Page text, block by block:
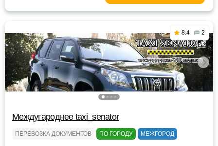
8.4 2
Междугароднее taxi_senator
ПЕРЕВОЗКА ДОКУМЕНТОВ ПО ГОРОДУ МЕЖГОРОД